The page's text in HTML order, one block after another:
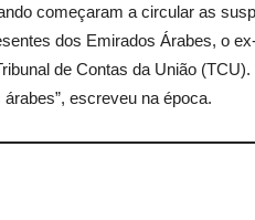
começaram a circular as
dos Emirados Árabes, o
de Contas da União
escreveu na época.